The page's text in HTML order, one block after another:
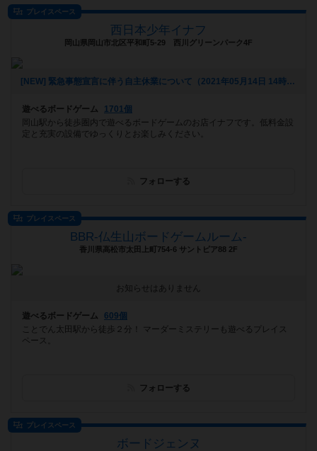
プレイスペース
西日本少年イナフ
岡山県岡山市北区平和町5-29 西川グリーンパーク4F
[NEW] 緊急事態宣言に伴う自主休業について（2021年05月14日 14時23分）
遊べるボードゲーム
1701個
岡山駅から徒歩圏内で遊べるボードゲームのお店イナフです。低料金設
定と充実の設備でゆっくりとお楽しみください。
フォローする
プレイスペース
BBR-仏生山ボードゲームルーム-
香川県高松市太田上町754-6 サントピア88 2F
お知らせはありません
遊べるボードゲーム
609個
ことでん太田駅から徒歩２分！ マーダーミステリーも遊べるプレイス
ペース。
フォローする
プレイスペース
ボードジェンヌ